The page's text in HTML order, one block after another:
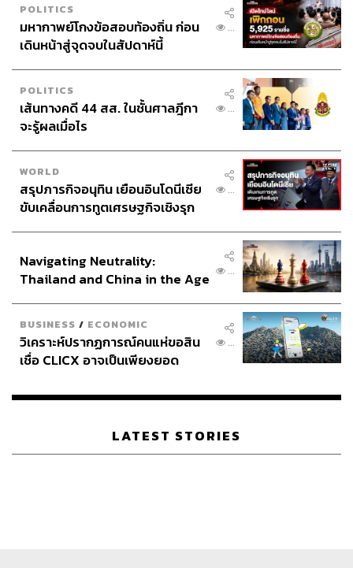
POLITICS
มหากาพย์โกงข้อสอบท้องถิ่น ก่อน
เดินหน้าสู่จุดจบในสัปดาห์นี้
...
POLITICS
เส้นทางคดี 44 สส. ในชั้นศาลฎีกา
จะรู้ผลเมื่อไร
...
WORLD
สรุปภารกิจอนุทิน เยือนอินโดนีเซีย
ขับเคลื่อนการทูตเศรษฐกิจเชิงรุก
...
Navigating Neutrality:
Thailand and China in the Age
...
BUSINESS / ECONOMIC
วิเคราะห์ปรากฏการณ์คนแห่ขอสิน
เชื่อ CLICX อาจเป็นเพียงยอด
เรือนไทยที่ถูกซุกไว้
...
LATEST STORIES